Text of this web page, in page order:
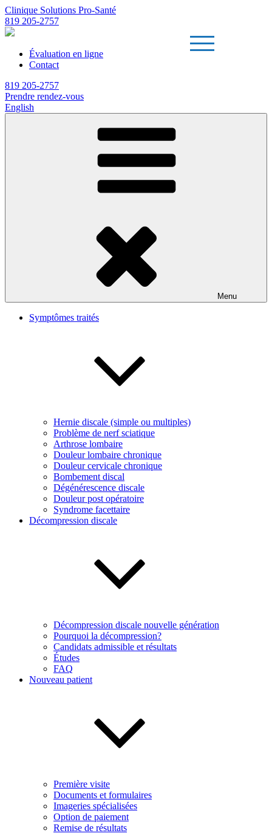
Clinique Solutions Pro-Santé
819 205-2757
Évaluation en ligne
Contact
819 205-2757
Prendre rendez-vous
English
Menu
Symptômes traités
Hernie discale (simple ou multiples)
Problème de nerf sciatique
Arthrose lombaire
Douleur lombaire chronique
Douleur cervicale chronique
Bombement discal
Dégénérescence discale
Douleur post opératoire
Syndrome facettaire
Décompression discale
Décompression discale nouvelle génération
Pourquoi la décompression?
Candidats admissible et résultats
Études
FAQ
Nouveau patient
Première visite
Documents et formulaires
Imageries spécialisées
Option de paiement
Remise de résultats